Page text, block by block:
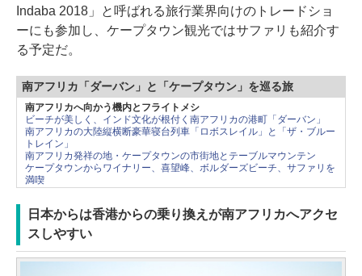
Indaba 2018」と呼ばれる旅行業界向けのトレードショ
ーにも参加し、ケープタウン観光ではサファリも紹介す
る予定だ。
南アフリカ「ダーバン」と「ケープタウン」を巡る旅
南アフリカへ向かう機内とフライトメシ
ビーチが美しく、インド文化が根付く南アフリカの港町「ダーバン」
南アフリカの大陸縦横断豪華寝台列車「ロボスレイル」と「ザ・ブルー
トレイン」
南アフリカ発祥の地・ケープタウンの市街地とテーブルマウンテン
ケープタウンからワイナリー、喜望峰、ボルダーズビーチ、サファリを
満喫
日本からは香港からの乗り換えが南アフリカへアクセ
スしやすい